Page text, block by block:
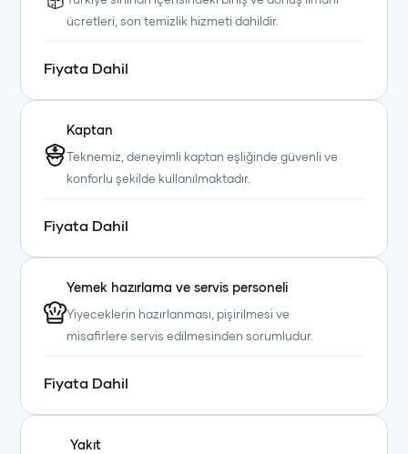
+90 (850) 242 50 50
+90 (850) 242 50 50
ücretleri, son temizlik hizmeti dahildir.
Fiyata Dahil
Kaptan
Teknemiz, deneyimli kaptan eşliğinde güvenli ve
konforlu şekilde kullanılmaktadır.
Fiyata Dahil
Yemek hazırlama ve servis personeli
Yiyeceklerin hazırlanması, pişirilmesi ve
misafirlere servis edilmesinden sorumludur.
Fiyata Dahil
Yakıt
+90 (850) 242 50 50